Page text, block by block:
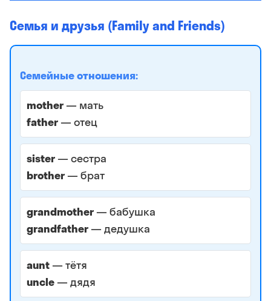
Семья и друзья (Family and Friends)
Семейные отношения:
mother — мать
father — отец
sister — сестра
brother — брат
grandmother — бабушка
grandfather — дедушка
aunt — тётя
uncle — дядя